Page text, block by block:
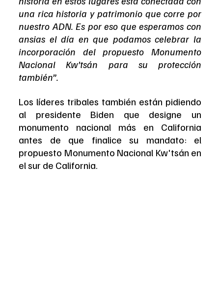
una rica historia y patrimonio que corre por
nuestro ADN. Es por eso que esperamos con
ansias el día en que podamos celebrar la
incorporación del propuesto Monumento
Nacional Kw’tsán para su protección
también”.
Los líderes tribales también están pidiendo
al presidente Biden que designe un
monumento nacional más en California
antes de que finalice su mandato: el
propuesto Monumento Nacional Kw'tsán en
el sur de California.